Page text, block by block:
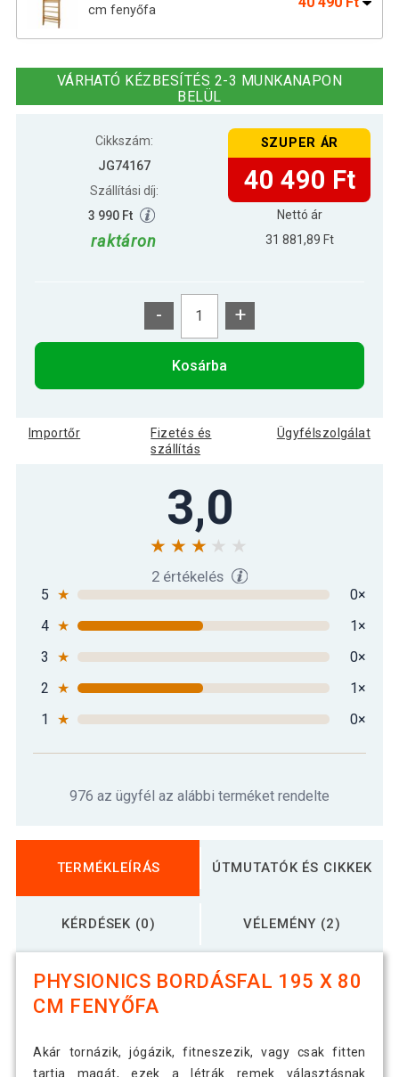
cm fenyőfa
80 x 195 x 14 cm
kiegészítőkkel 80 x 220 x 60 cm
124 590 Ft
VÁRHATÓ KÉZBESÍTÉS 2-3 MUNKANAPON
BELÜL
Cikkszám:
JG74167
Szállítási díj:
3 990 Ft
raktáron
SZUPER ÁR
40 490 Ft
Nettó ár
31 881,89 Ft
- +
Kosárba
Importőr
Fizetés és
szállítás
Ügyfélszolgálat
3,0
2 értékelés
5 ★
0×
4 ★
1×
3
★
0×
2 ★
1×
1
★ 0×
976 az ügyfél az alábbi terméket rendelte
TERMÉKLEÍRÁS ÚTMUTATÓK ÉS CIKKEK
KÉRDÉSEK (0) VÉLEMÉNY (2)
PHYSIONICS BORDÁSFAL 195 X 80
CM FENYŐFA
Akár tornázik, jógázik, fitneszezik, vagy csak fitten
tartja magát, ezek a létrák remek választásnak